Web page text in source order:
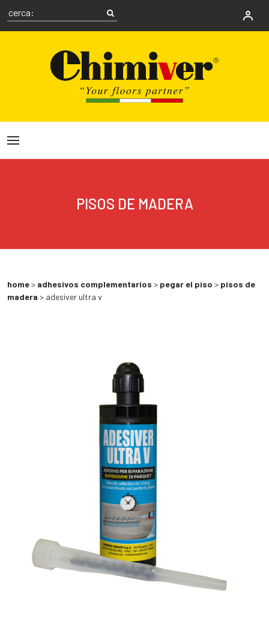
PISOS DE MADERA
home> adhesivos complementarios > pegar el piso > pisos de
madera > adesiver ultra v